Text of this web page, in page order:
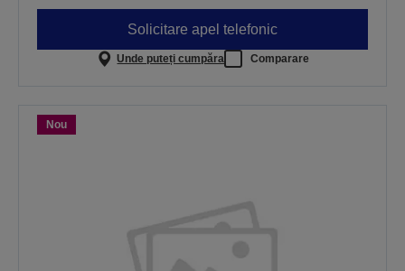
Solicitare apel telefonic
Unde puteți cumpăra Comparare
Nou